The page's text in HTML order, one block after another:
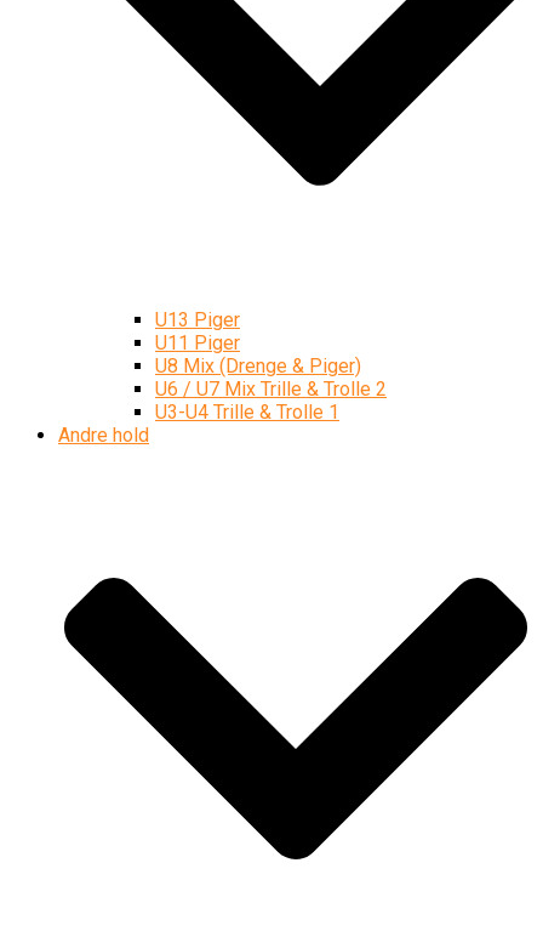
U13 Piger
U11 Piger
U8 Mix (Drenge & Piger)
U6 / U7 Mix Trille & Trolle 2
U3-U4 Trille & Trolle 1
Andre hold